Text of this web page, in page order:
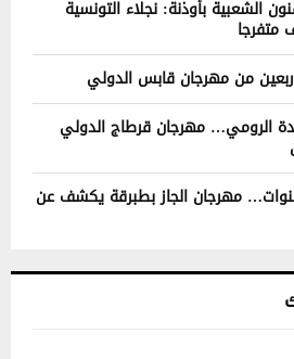
الشعبية بأوذنة: نجلاء التونسية
من مهرجان قابس الدولي
الرومي… مهرجان قرطاج الدولي
مهرجان الجاز بطبرقة يكشف عن